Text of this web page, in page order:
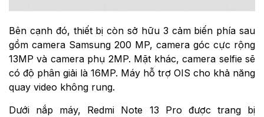
Bên cạnh đó, thiết bị còn sở hữu 3 cảm biến phía sau
gồm camera Samsung 200 MP, camera góc cực rộng
13MP và camera phụ 2MP. Mặt khác, camera selfie sẽ
có độ phân giải là 16MP. Máy hỗ trợ OIS cho khả năng
quay video không rung.
Dưới nắp máy, Redmi Note 13 Pro được trang bị